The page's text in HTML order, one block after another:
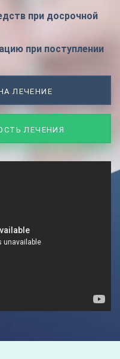
при досрочной
при поступлении
ЛЕЧЕНИЕ
ЛЕЧЕНИЯ